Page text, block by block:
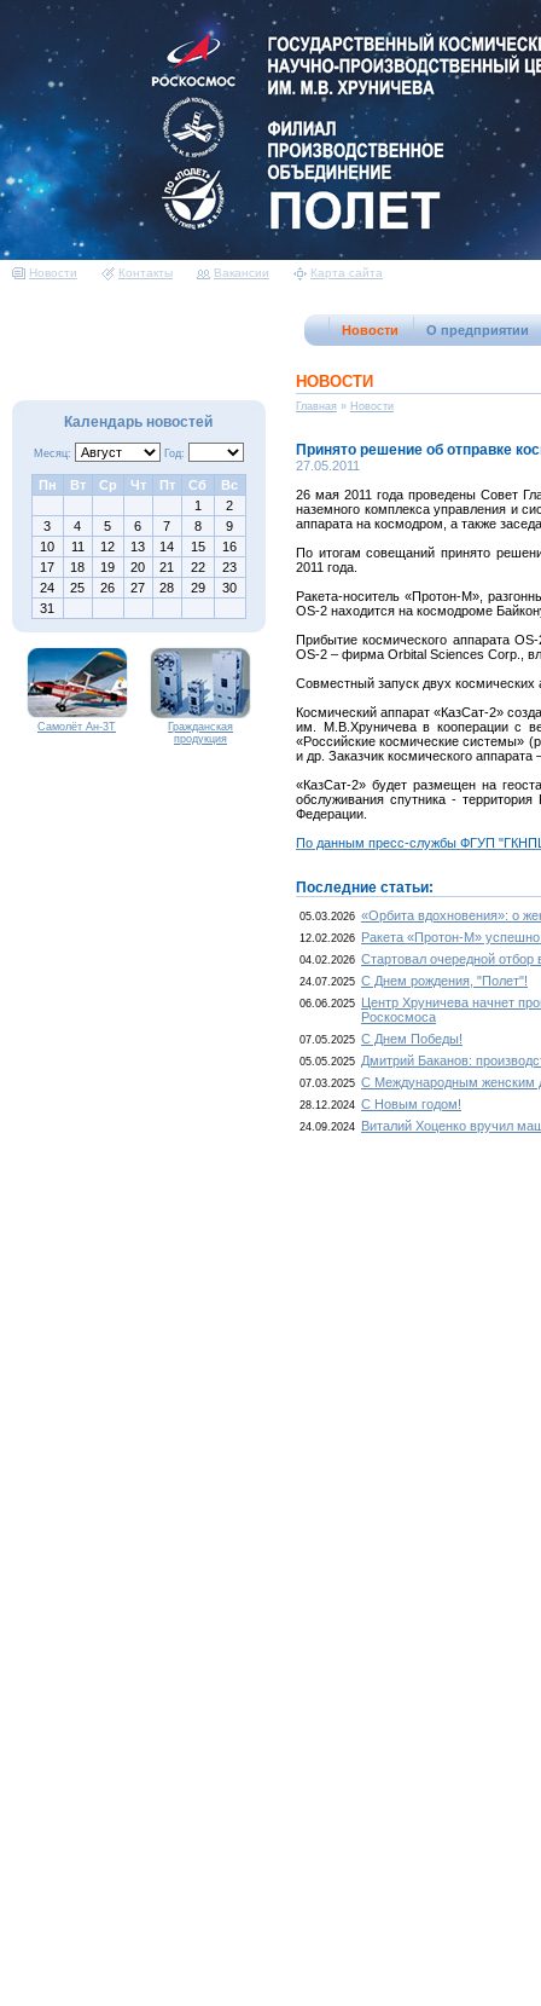
Новости Контакты Вакансии Карта сайта
Новости О предприятии
Календарь новостей
Месяц: Год:
Пн Вт Ср Чт Пт Сб
Вс
1
2
3
4 5 6 7 8
9
10
11 12 13 14 15
16
17
18 19 20 21 22
23
24
25 26 27 28 29
30
31
Самолёт Ан-3Т
Гражданская
продукция
НОВОСТИ
Главная » Новости
Принято решение об отправке
27.05.2011
26 мая 2011 года проведены Совет
наземного комплекса управления и
аппарата на космодром, а также
По итогам совещаний принято
2011 года.
Ракета-носитель «Протон-М»,
OS-2 находится на космодроме
Прибытие космического аппарата
OS-2 – фирма Orbital Sciences Corp.,
Совместный запуск двух космических
Космический аппарат «КазСат-2»
им. М.В.Хруничева в кооперации с
«Российские космические системы»
и др. Заказчик космического
«КазСат-2» будет размещен на
обслуживания спутника -
Федерации.
По данным пресс-службы ФГУП
Последние статьи:
05.03.2026 «Орбита вдохновения»: о
12.02.2026 Ракета «Протон-М»
04.02.2026 Стартовал очередной отбор
24.07.2025 С Днем рождения, "Полет"!
06.06.2025 Центр Хруничева начнет
Роскосмоса
07.05.2025 С Днем Победы!
05.05.2025 Дмитрий Баканов:
07.03.2025 С Международным женским
28.12.2024 С Новым годом!
24.09.2024 Виталий Хоценко вручил